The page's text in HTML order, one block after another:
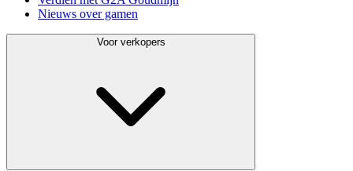
Nieuws over gamen
Voor verkopers